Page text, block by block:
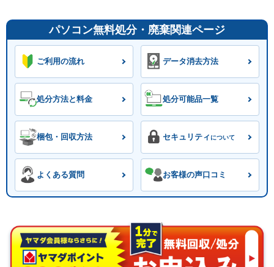
パソコン無料処分・廃棄関連ページ
ご利用の流れ データ消去方法
処分方法と料金 処分可能品一覧
梱包・回収方法 セキュリティ について
よくある質問 お客様の声口コミ